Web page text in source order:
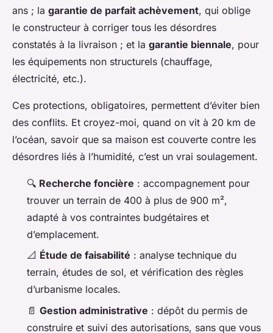
ans ; la garantie de parfait achèvement, qui oblige
le constructeur à corriger tous les désordres
constatés à la livraison ; et la garantie biennale, pour
les équipements non structurels (chauffage,
électricité, etc.).
Ces protections, obligatoires, permettent d’éviter bien
des conflits. Et croyez-moi, quand on vit à 20 km de
l’océan, savoir que sa maison est couverte contre les
désordres liés à l’humidité, c’est un vrai soulagement.
🔍 Recherche foncière : accompagnement pour
trouver un terrain de 400 à plus de 900 m²,
adapté à vos contraintes budgétaires et
d’emplacement.
📐 Étude de faisabilité : analyse technique du
terrain, études de sol, et vérification des règles
d’urbanisme locales.
📄 Gestion administrative : dépôt du permis de
construire et suivi des autorisations, sans que vous